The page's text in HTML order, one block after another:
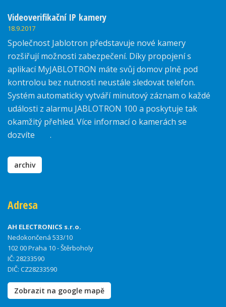
Videoverifikační IP kamery
18.9.2017
Společnost Jablotron představuje nové kamery
rozšiřují možnosti zabezpečení. Díky propojení s
aplikací MyJABLOTRON máte svůj domov plně pod
kontrolou bez nutnosti neustále sledovat telefon.
Systém automaticky vytváří minutový záznam o každé
události z alarmu JABLOTRON 100 a poskytuje tak
okamžitý přehled. Více informací o kamerách se
dozvíte
.
archiv
Adresa
AH ELECTRONICS s.r.o.
Nedokončená 533/10
102 00 Praha 10 - Štěrboholy
IČ: 28233590
DIČ: CZ28233590
Zobrazit na google mapě